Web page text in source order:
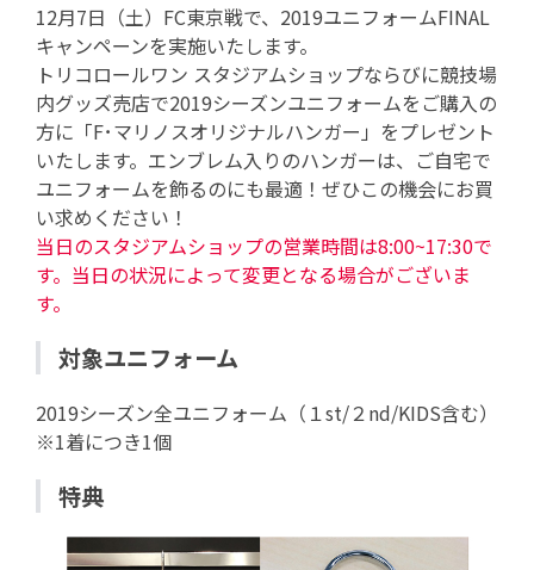
12月7日（土）FC東京戦で、2019ユニフォームFINAL
キャンペーンを実施いたします。
トリコロールワン スタジアムショップならびに競技場
内グッズ売店で2019シーズンユニフォームをご購入の
方に「F･マリノスオリジナルハンガー」をプレゼント
いたします。エンブレム入りのハンガーは、ご自宅で
ユニフォームを飾るのにも最適！ぜひこの機会にお買
い求めください！
当日のスタジアムショップの営業時間は8:00~17:30で
す。当日の状況によって変更となる場合がございま
す。
対象ユニフォーム
2019シーズン全ユニフォーム（１st/２nd/KIDS含む）
※1着につき1個
特典